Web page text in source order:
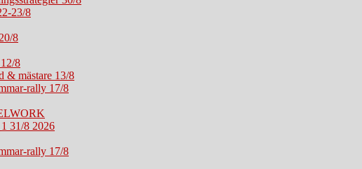
23/8
8
8
& mästare 13/8
rally 17/8
31/8 2026
rally 17/8